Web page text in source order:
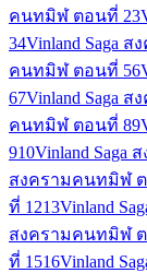
คนทมิฬ ตอนที่ 23
34Vinland Saga
คนทมิฬ ตอนที่ 56
67Vinland Saga
คนทมิฬ ตอนที่ 89
910Vinland
สงครามคนทมิฬ ต
ที่ 1213Vinland
สงครามคนทมิฬ
ที่ 1516Vinland